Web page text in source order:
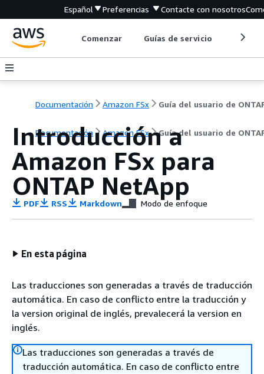
Español Preferencias Contacte con nosotros
Comenzar Guías de servicio
Documentación Amazon FSx Guía del usuario de
Documentación Amazon FSx Guía del usuario de
Introducción a
Amazon FSx para
ONTAP NetApp
PDF RSS Markdown Modo de enfoque
En esta página
Las traducciones son generadas a través de traducción
automática. En caso de conflicto entre la traducción y
la version original de inglés, prevalecerá la version en
inglés.
Las traducciones son generadas a través de
traducción automática. En caso de conflicto entre